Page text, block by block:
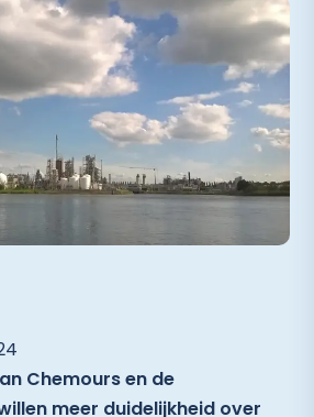
Chemours en de
meer duidelijkheid over